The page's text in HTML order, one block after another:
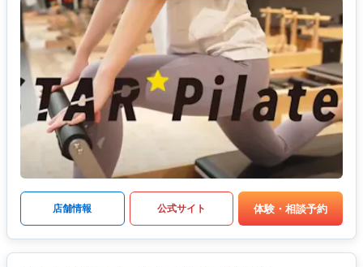
店舗情報 公式サイト 体験・相談予約